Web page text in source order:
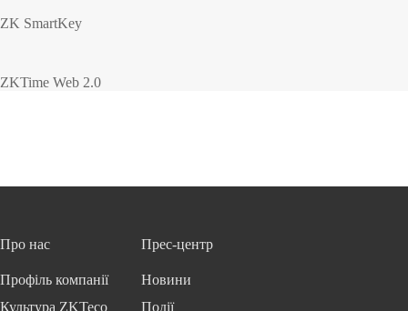
ZK SmartKey
ZKTime Web 2.0
Про нас
Профіль компанії
Культура ZKTeco
Прес-центр
Новини
Події